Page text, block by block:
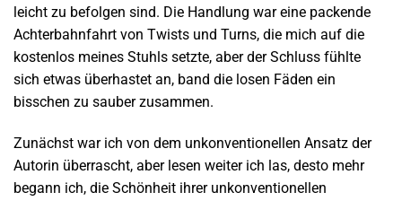
leicht zu befolgen sind. Die Handlung war eine packende
Achterbahnfahrt von Twists und Turns, die mich auf die
kostenlos meines Stuhls setzte, aber der Schluss fühlte
sich etwas überhastet an, band die losen Fäden ein
bisschen zu sauber zusammen.
Zunächst war ich von dem unkonventionellen Ansatz der
Autorin überrascht, aber lesen weiter ich las, desto mehr
begann ich, die Schönheit ihrer unkonventionellen